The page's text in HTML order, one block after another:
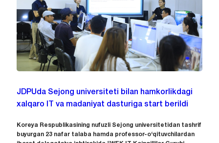
JDPUda Sejong universiteti bilan hamkorlikdagi
xalqaro IT va madaniyat dasturiga start berildi
Koreya Respublikasining nufuzli Sejong universitetidan tashrif
buyurgan 23 nafar talaba hamda professor-o‘qituvchilardan